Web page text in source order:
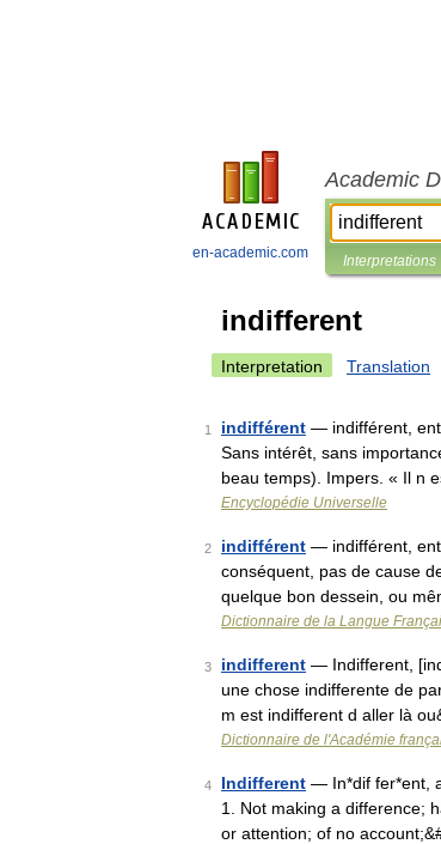
en-academic.com
Academic
Interpretations
indifferent
Interpretation Translation
1 indifférent — indifférent,
Sans intérêt, sans
beau temps). Impers. « Il n
Encyclopédie Universelle
2 indifférent — indifférent,
conséquent, pas de cause
quelque bon dessein, ou
Dictionnaire de la Langue
3 indifferent — Indifferent,
une chose indifferente de
m est indifferent d aller là
Dictionnaire de l'Académie
4 Indifferent — In*dif fer*ent,
1. Not making a difference;
or attention; of no